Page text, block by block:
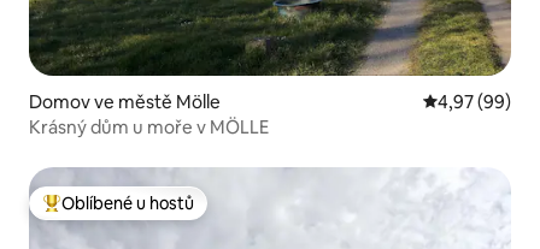
Domov ve městě Mölle Průměrné
4,97 (99)
Krásný dům u moře v MÖLLE
Nejlepší v kategorii Oblíbené u hostů
Oblíbené u hostů